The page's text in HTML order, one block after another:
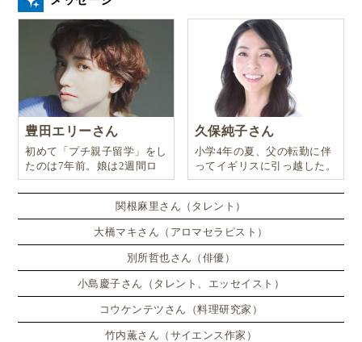
現在、ブラジルに住んでいる私達家族ですが、以前、
日本で暮らしていたことがあります。
そこで感じたのは、日本でのスタンダードな生活スタ
イルは、時間に縛られた生活
、ということでした。
学校に行き始めた子供達は、朝起きて好きなことをす
る時間がない。家でも学校でも「するべき」「するべ
き」「するべき」で縛られていきます。
心のスペースはどんどん狭くなっていく…。
息子を毎日叩き起こし、無理やりご飯を食べさせ小学
校に行かせることに、少なからずの疑問を持っていた
豊田エリーさん
初めて「プチ親子留学」をし
たのは7年前。娘は2週間ロ
ンドンのサマースクールに通
い、英語劇に挑戦したり、
久保純子さん
小学4年の夏、父の転勤に伴
ってイギリスに引っ越した。
関根麻里さん（タレント）
大橋マキさん（アロマセラピスト）
別所哲也さん（俳優）
小島慶子さん（タレント、エッセイスト）
コウケンテツさん（料理研究家）
竹内薫さん（サイエンス作家）